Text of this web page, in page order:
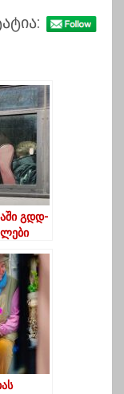
გდდ-